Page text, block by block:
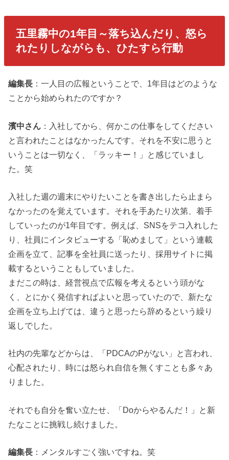
五里霧中の1年目～落ち込んだり、怒ら
れたりしながらも、ひたすら行動
編集長 ：一人目の広報ということで、1年目はどのような
ことから始められたのですか？
濱中さん ：入社してから、何かこの仕事をしてください
と言われたことはなかったんです。それを不安に思うと
いうことは一切なく、「ラッキー！」と感じていまし
た。笑
入社した週の週末にやりたいことを書き出したら止まら
なかったのを覚えています。それを手あたり次第、着手
していったのが1年目です。例えば、SNSをテコ入れした
り、社員にインタビューする「恥めまして」という連載
企画を立て、記事を全社員に送ったり、採用サイトに掲
載するということもしていました。
まだこの時は、経営視点で広報を考えるという頭がな
く、とにかく発信すればよいと思っていたので、新たな
企画を立ち上げては、違うと思ったら辞めるという繰り
返しでした。
社内の先輩などからは、「PDCAのPがない」と言われ、
心配されたり、時には怒られ自信を無くすことも多々あ
りました。
それでも自分を奮い立たせ、「Doからやるんだ！」と新
たなことに挑戦し続けました。
編集長 ：メンタルすごく強いですね。笑